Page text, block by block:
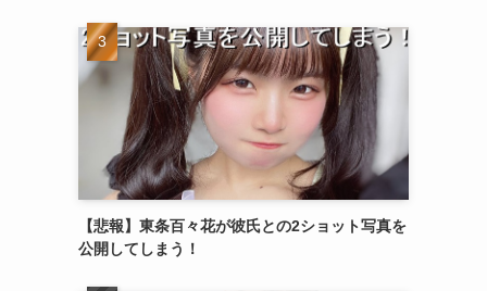
【悲報】東条百々花が彼氏との2ショット写真を
公開してしまう！